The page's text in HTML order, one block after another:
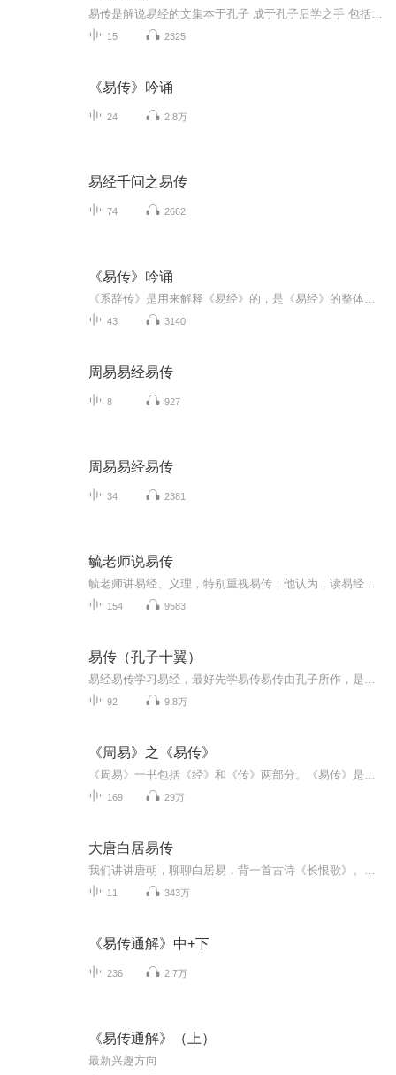
15 2325
《易传》吟诵
24 2.8万
易经千问之易传
74 2662
《易传》吟诵
43 3140
周易易经易传
8 927
周易易经易传
34 2381
毓老师说易传
154 9583
易传（孔子十翼）
92 9.8万
《周易》之《易传》
169 29万
大唐白居易传
11 343万
《易传通解》中+下
236 2.7万
《易传通解》（上）
最新兴趣方向